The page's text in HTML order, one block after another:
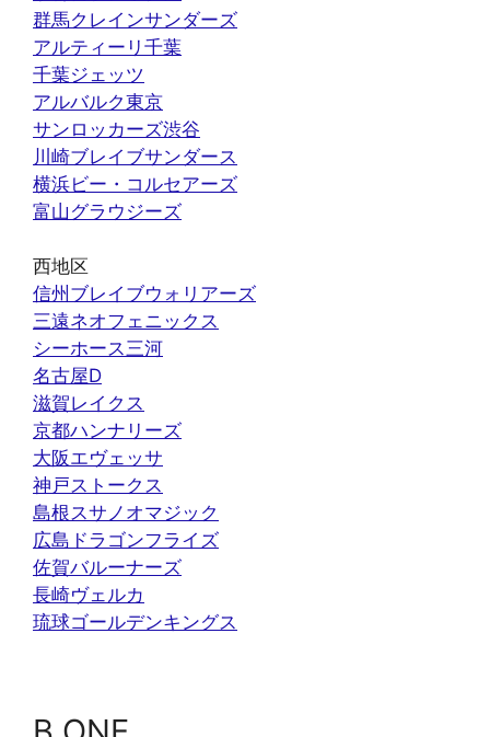
群馬クレインサンダーズ
アルティーリ千葉
千葉ジェッツ
アルバルク東京
サンロッカーズ渋谷
川崎ブレイブサンダース
横浜ビー・コルセアーズ
富山グラウジーズ
西地区
信州ブレイブウォリアーズ
三遠ネオフェニックス
シーホース三河
名古屋D
滋賀レイクス
京都ハンナリーズ
大阪エヴェッサ
神戸ストークス
島根スサノオマジック
広島ドラゴンフライズ
佐賀バルーナーズ
長崎ヴェルカ
琉球ゴールデンキングス